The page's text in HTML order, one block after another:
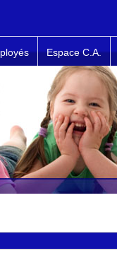
Espace C.A.